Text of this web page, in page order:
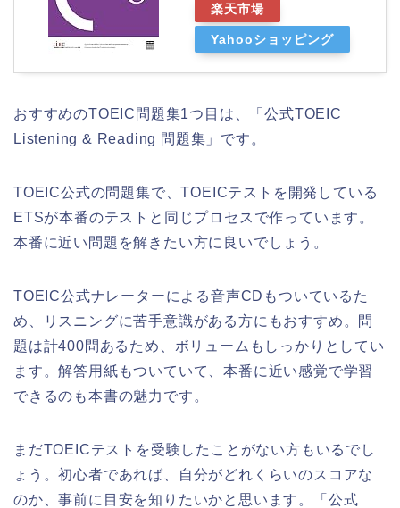
楽天市場
Yahooショッピング
おすすめのTOEIC問題集1つ目は、「公式TOEIC
Listening & Reading 問題集」です。
TOEIC公式の問題集で、TOEICテストを開発している
ETSが本番のテストと同じプロセスで作っています。
本番に近い問題を解きたい方に良いでしょう。
TOEIC公式ナレーターによる音声CDもついているた
め、リスニングに苦手意識がある方にもおすすめ。問
題は計400問あるため、ボリュームもしっかりとしてい
ます。解答用紙もついていて、本番に近い感覚で学習
できるのも本書の魅力です。
まだTOEICテストを受験したことがない方もいるでし
ょう。初心者であれば、自分がどれくらいのスコアな
のか、事前に目安を知りたいかと思います。「公式